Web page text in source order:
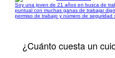
Soy una joven de 21 años en busca de
puntual con muchas ganas de trabajar
permiso de trabajo y número de seguridad
¿Cuánto cuesta un